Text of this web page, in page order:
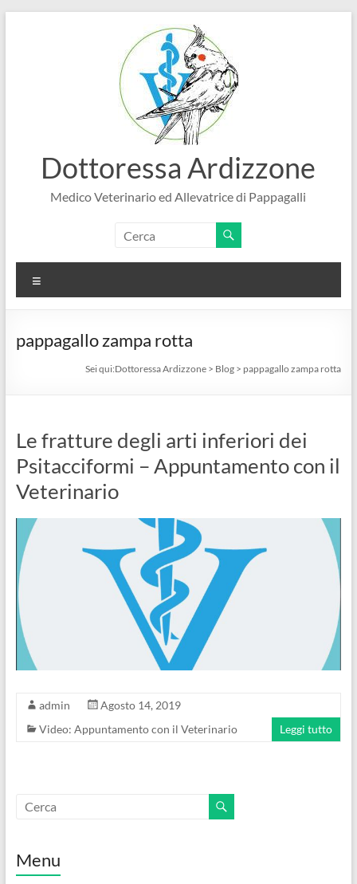
Dottoressa Ardizzone
Medico Veterinario ed Allevatrice di Pappagalli
pappagallo zampa rotta
Sei qui:Dottoressa Ardizzone > Blog > pappagallo zampa rotta
Le fratture degli arti inferiori dei
Psitacciformi – Appuntamento con il
Veterinario
admin
Agosto 14, 2019
Video: Appuntamento con il Veterinario
Leggi tutto
Menu